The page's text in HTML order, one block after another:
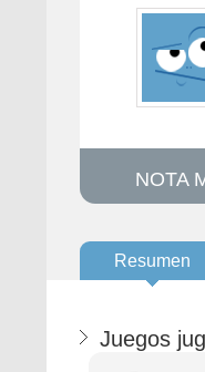
NOTA
Resumen
Juegos